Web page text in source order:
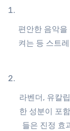
편안한 음악
켜는 등 스트
라벤더, 유칼
한 성분이 포
들은 진정 효